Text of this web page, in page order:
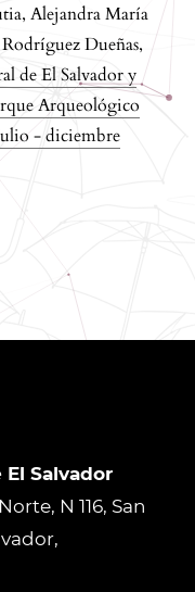
Alejandra María
Dueñas,
de El Salvador y
Arqueológico
- diciembre
Salvador
N 116, San